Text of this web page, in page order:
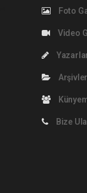
Foto
Video
Arşivler
Bize